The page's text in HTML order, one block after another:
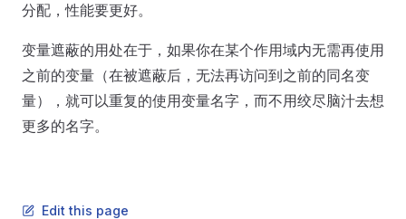
分配，性能要更好。
变量遮蔽的用处在于，如果你在某个作用域内无需再使用
之前的变量（在被遮蔽后，无法再访问到之前的同名变
量），就可以重复的使用变量名字，而不用绞尽脑汁去想
更多的名字。
Edit this page